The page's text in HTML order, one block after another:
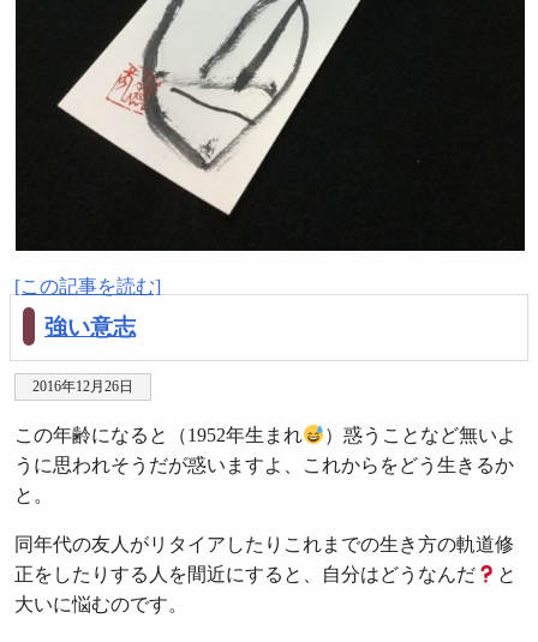
[この記事を読む]
強い意志
2016年12月26日
この年齢になると（1952年生まれ
）惑うことなど無いよ
うに思われそうだが惑いますよ、これからをどう生きるか
と。
同年代の友人がリタイアしたりこれまでの生き方の軌道修
正をしたりする人を間近にすると、自分はどうなんだ
と
大いに悩むのです。